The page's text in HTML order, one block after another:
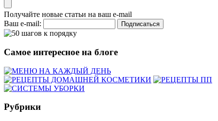
Получайте новые статьи на ваш e-mail
Ваш e-mail:
Самое интересное на блоге
Рубрики